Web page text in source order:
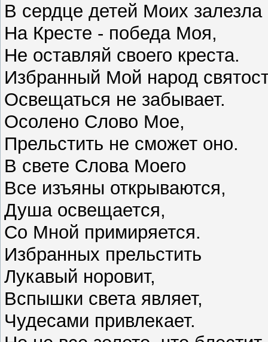
В сердце детей Моих
На Кресте - победа Моя,
Не оставляй своего креста.
Избранный Мой народ
Освещаться не забывает.
Осолено Слово Мое,
Прельстить не сможет оно.
В свете Слова Моего
Все изъяны открываются,
Душа освещается,
Со Мной примиряется.
Избранных прельстить
Лукавый норовит,
Вспышки света являет,
Чудесами привлекает.